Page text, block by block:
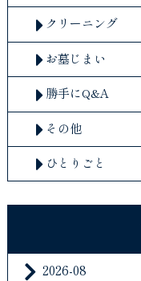
クリーニング
お墓じまい
勝手にQ&A
その他
ひとりごと
2026-08